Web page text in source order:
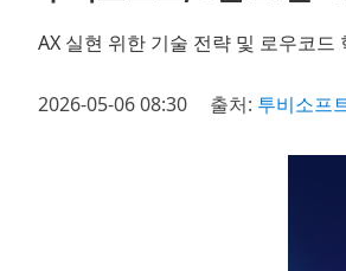
AX 실현 위한 기술 전략 및 로우코드
2026-05-06 08:30 출처: 투비소프